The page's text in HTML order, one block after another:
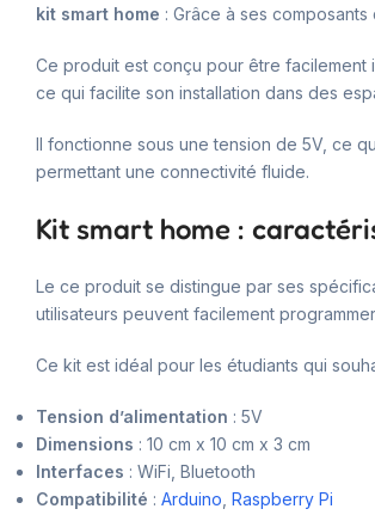
kit smart home : Grâce à ses
Ce produit est conçu pour être facilement
ce qui facilite son installation dans des
Il fonctionne sous une tension de 5V, ce
permettant une connectivité fluide.
Kit smart home :
Le ce produit se distingue par ses
utilisateurs peuvent facilement
Ce kit est idéal pour les étudiants qui
Tension d’alimentation : 5V
Dimensions : 10 cm x 10 cm x 3 cm
Interfaces : WiFi, Bluetooth
Compatibilité : Arduino Raspberry Pi